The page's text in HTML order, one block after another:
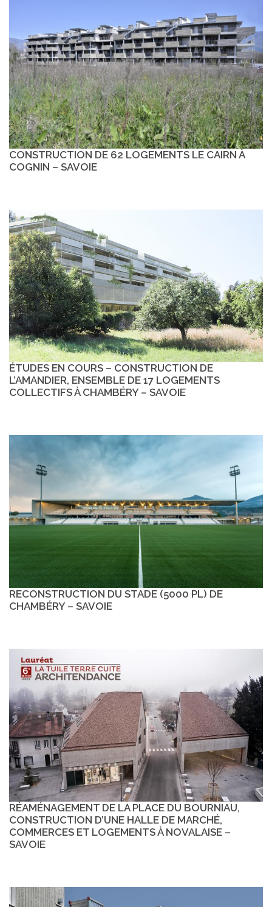
CONSTRUCTION DE 62 LOGEMENTS LE CAIRN À
COGNIN – SAVOIE
ÉTUDES EN COURS – CONSTRUCTION DE
L’AMANDIER, ENSEMBLE DE 17 LOGEMENTS
COLLECTIFS À CHAMBÉRY – SAVOIE
RECONSTRUCTION DU STADE (5000 PL) DE
CHAMBÉRY – SAVOIE
RÉAMÉNAGEMENT DE LA PLACE DU BOURNIAU,
CONSTRUCTION D’UNE HALLE DE MARCHÉ,
COMMERCES ET LOGEMENTS À NOVALAISE –
SAVOIE